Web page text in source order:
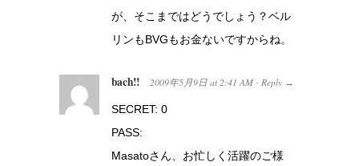
が、そこまではどうでしょう？ベル
リンもBVGもお金ないですからね。
bach!! 2009年5月9日 at 2:41 AM · Reply →
SECRET: 0
PASS:
Masatoさん、お忙しく活躍のご様